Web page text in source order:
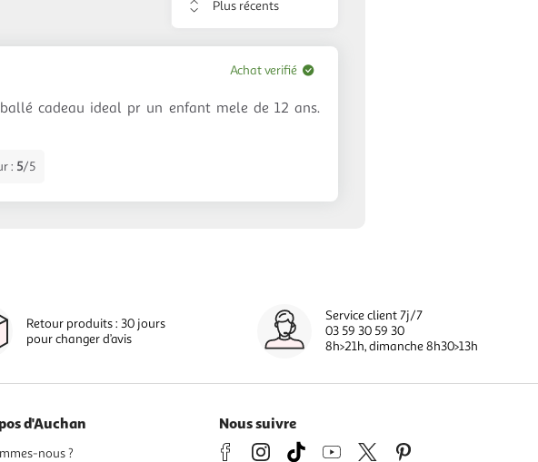
Trier
avis
cadeau ideal pr un enfant mele de 12 ans.
: 5/5
Achat verifié
Retour produits : 30 jours
pour changer d’avis
Service client 7j/7
03 59 30 59 30
8h>21h, dimanche 8h30>13h
d'Auchan
nous ?
Nous suivre